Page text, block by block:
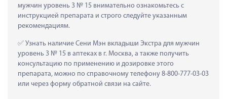
мужчин уровень 3 № 15 внимательно ознакомьтесь с
инструкцией препарата и строго следуйте указанным
рекомендациям.
Узнать наличие Сени Мэн вкладыши Экстра для мужчин
уровень 3 № 15 в аптеках в г. Москва, а также получить
консультацию по применению и дозировке этого
препарата, можно по справочному телефону 8-800-777-03-03
или через форму обратной связи на сайте.